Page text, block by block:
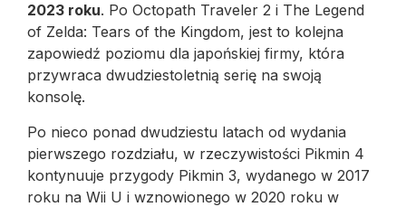
2023 roku. Po Octopath Traveler 2 i The Legend
of Zelda: Tears of the Kingdom, jest to kolejna
zapowiedź poziomu dla japońskiej firmy, która
przywraca dwudziestoletnią serię na swoją
konsolę.
Po nieco ponad dwudziestu latach od wydania
pierwszego rozdziału, w rzeczywistości Pikmin 4
kontynuuje przygody Pikmin 3, wydanego w 2017
roku na Wii U i wznowionego w 2020 roku w